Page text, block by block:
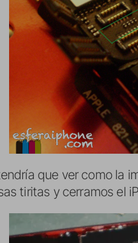
que ver como la
tiritas y cerramos el